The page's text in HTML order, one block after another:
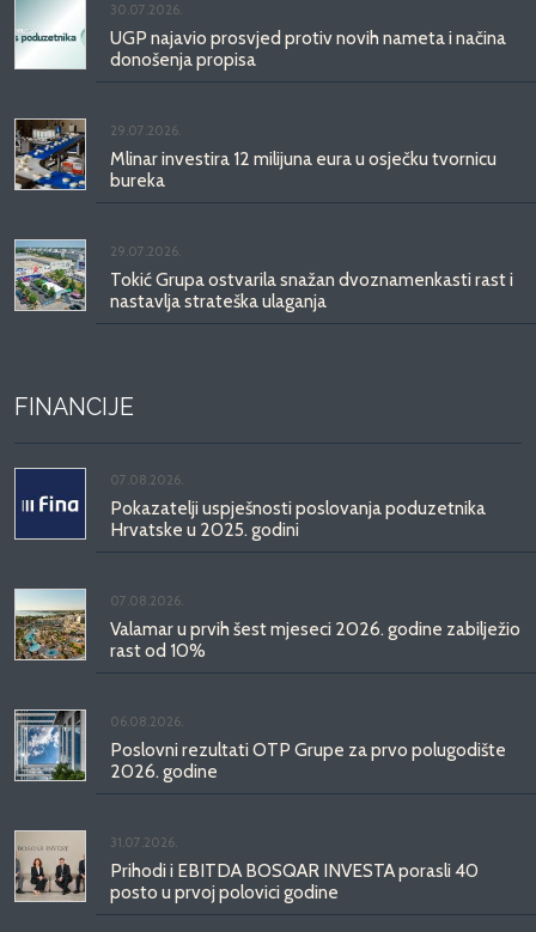
30.07.2026.
UGP najavio prosvjed protiv novih nameta i načina
donošenja propisa
29.07.2026.
Mlinar investira 12 milijuna eura u osječku tvornicu
bureka
29.07.2026.
Tokić Grupa ostvarila snažan dvoznamenkasti rast i
nastavlja strateška ulaganja
FINANCIJE
07.08.2026.
Pokazatelji uspješnosti poslovanja poduzetnika
Hrvatske u 2025. godini
07.08.2026.
Valamar u prvih šest mjeseci 2026. godine zabilježio
rast od 10%
06.08.2026.
Poslovni rezultati OTP Grupe za prvo polugodište
2026. godine
31.07.2026.
Prihodi i EBITDA BOSQAR INVESTA porasli 40
posto u prvoj polovici godine